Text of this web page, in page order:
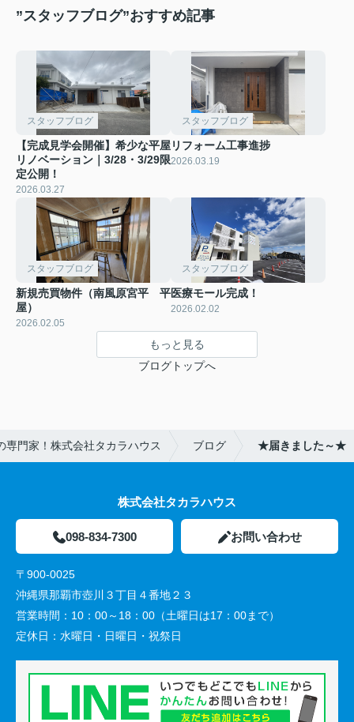
”スタッフブログ”おすすめ記事
スタッフブログ
【完成見学会開催】希少な平屋
リノベーション｜3/28・3/29限
定公開！
2026.03.27
スタッフブログ
リフォーム工事進捗
2026.03.19
スタッフブログ
新規売買物件（南風原宮平 平
屋）
2026.02.05
スタッフブログ
医療モール完成！
2026.02.02
もっと見る
ブログトップへ
専門家！株式会社タカラハウス ブログ ★届きました～★
株式会社タカラハウス
098-834-7300 お問い合わせ
〒900-0025
沖縄県那覇市壺川３丁目４番地２３
営業時間： 10：00～18：00（土曜日は17：00まで）
定休日： 水曜日・日曜日・祝祭日